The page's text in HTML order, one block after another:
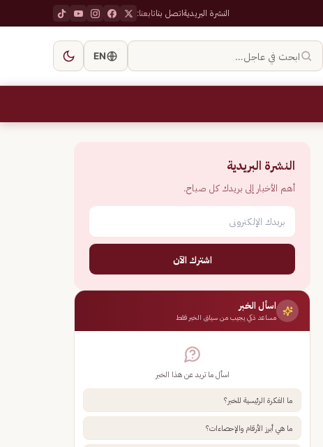
النشرة البريديةاتصل بناتابعنا:
ابحث في عاجل… EN
النشرة البريدية
أهم الأخبار إلى بريدك كل صباح.
اشترك الآن
اسأل الخبر
مساعد ذكي يجيب من سياق الخبر فقط
اسأل ما تريد عن هذا الخبر
ما الفكرة الرئيسية للخبر؟
ما هي أبرز الأرقام والإحصاءات؟